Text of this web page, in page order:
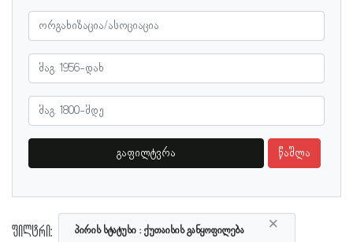
გაფილტვრა წაშლა
ფილტრი: ×
პირის სტატუსი ქუთაისის განყოფილება